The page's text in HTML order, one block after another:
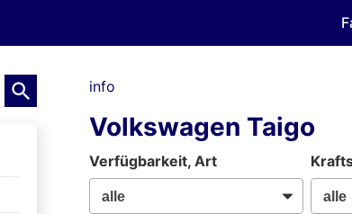
info
Volkswagen Taigo
Verfügbarkeit, Art